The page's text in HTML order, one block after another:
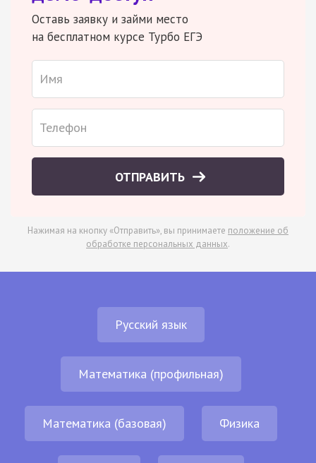
Оставь заявку и займи место
на бесплатном курсе Турбо ЕГЭ
ОТПРАВИТЬ
Нажимая на кнопку «Отправить», вы принимаете положение об
обработке персональных данных.
Русский язык
Математика (профильная)
Математика (базовая) Физика